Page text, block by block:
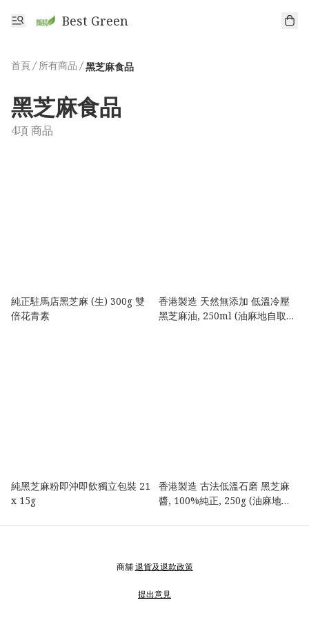
Best Green
首頁 / 所有商品 / 黑芝麻食品
黑芝麻食品
4項 商品
純正駐馬店黑芝麻 (生) 300g 雙
倍花青素
香港製造 天然無添加 低溫冷壓
黑芝麻油, 250ml (油麻地自取或
純黑芝麻粉即沖即飲獨立包裝 21
x 15g
香港製造 古法低溫石磨 黑芝麻
醬, 100%純正, 250g (油麻地自
商舖退貨及退款政策
提出意見